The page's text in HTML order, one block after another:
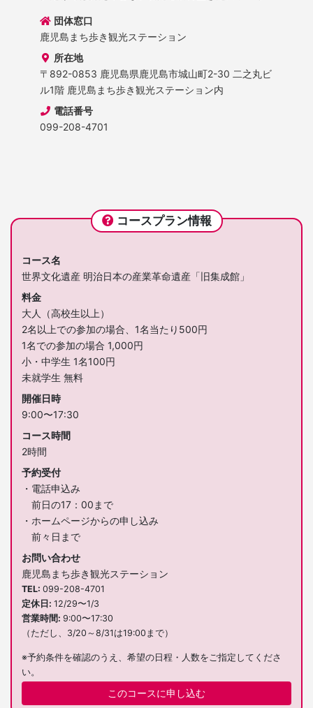
団体窓口
鹿児島まち歩き観光ステーション
所在地
〒892-0853 鹿児島県鹿児島市城山町2-30 二之丸ビ
ル1階 鹿児島まち歩き観光ステーション内
電話番号
099-208-4701
コースプラン情報
コース名
世界文化遺産 明治日本の産業革命遺産「旧集成館」
料金
大人（高校生以上）
2名以上での参加の場合、1名当たり500円
1名での参加の場合 1,000円
小・中学生 1名100円
未就学生 無料
開催日時
9:00〜17:30
コース時間
2時間
予約受付
・電話申込み
前日の17：00まで
・ホームページからの申し込み
前々日まで
お問い合わせ
鹿児島まち歩き観光ステーション
TEL 099-208-4701
定休日 12/29〜1/3
営業時間 9:00〜17:30
（ただし、3/20～8/31は19:00まで）
※予約条件を確認のうえ、希望の日程・人数をご指定してくださ
い。
このコースに申し込む